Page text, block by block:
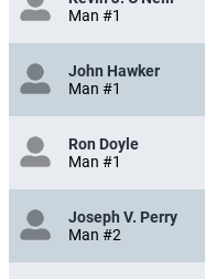
Man #1
John Hawker
Man #1
Ron Doyle
Man #1
Joseph V. Perry
Man #2